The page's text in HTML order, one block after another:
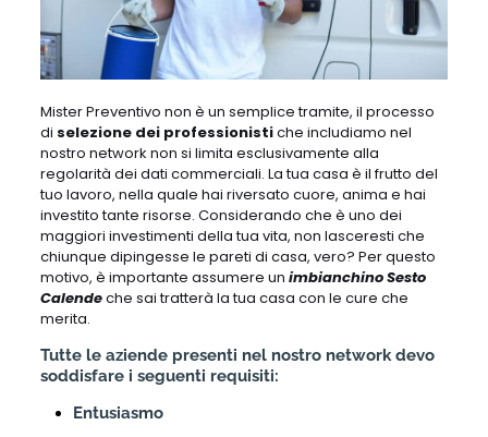
Mister Preventivo non è un semplice tramite, il processo
di selezione dei professionistiche includiamo nel
nostro network non si limita esclusivamente alla
regolarità dei dati commerciali. La tua casa è il frutto del
tuo lavoro, nella quale hai riversato cuore, anima e hai
investito tante risorse. Considerando che è uno dei
maggiori investimenti della tua vita, non lasceresti che
chiunque dipingesse le pareti di casa, vero? Per questo
motivo, è importante assumere un imbianchino Sesto
Calendeche sai tratterà la tua casa con le cure che
merita.
Tutte le aziende presenti nel nostro network devo
soddisfare i seguenti requisiti:
Entusiasmo